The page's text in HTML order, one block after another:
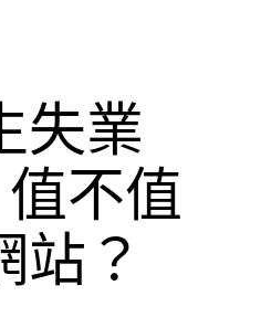
失業
值不值
站？